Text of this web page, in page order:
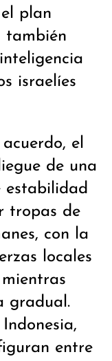
plan
también
israelíes
el
de una
estabilidad
tropas de
con la
locales
gradual.
entre